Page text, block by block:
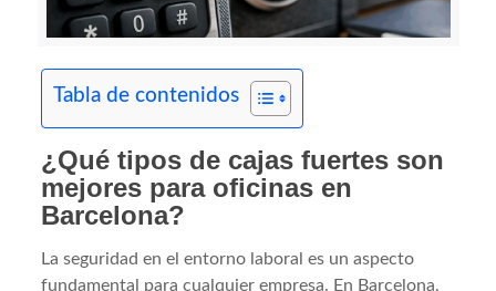
Tabla de contenidos
¿Qué tipos de cajas fuertes son
mejores para oficinas en
Barcelona?
La seguridad en el entorno laboral es un aspecto
fundamental para cualquier empresa. En Barcelona,